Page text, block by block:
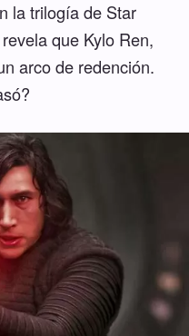
la trilogía de Star
que Kylo Ren,
arco de redención.